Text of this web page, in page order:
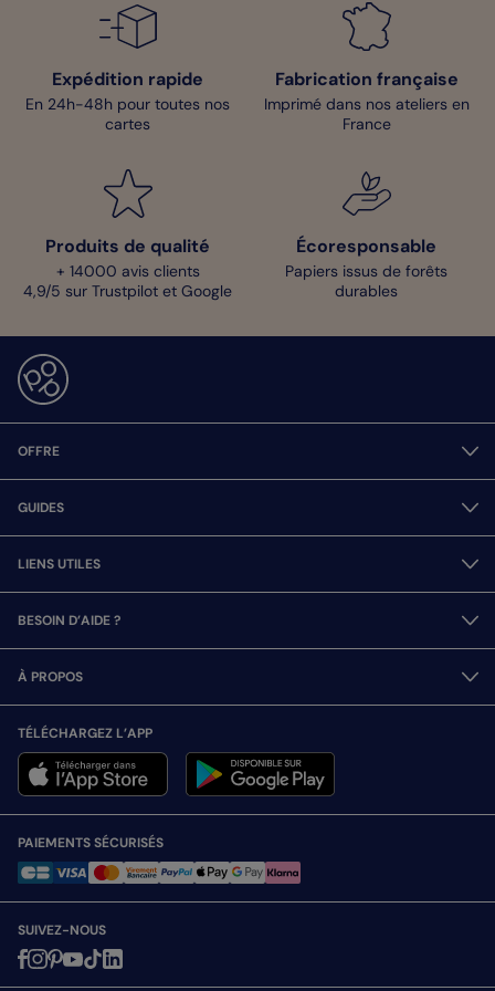
Expédition rapide
En 24h-48h pour toutes nos
cartes
Fabrication française
Imprimé dans nos ateliers en
France
Produits de qualité
+ 14000 avis clients
4,9/5 sur Trustpilot et Google
Écoresponsable
Papiers issus de forêts
durables
OFFRE
GUIDES
LIENS UTILES
BESOIN D’AIDE ?
À PROPOS
TÉLÉCHARGEZ L’APP
PAIEMENTS SÉCURISÉS
SUIVEZ-NOUS